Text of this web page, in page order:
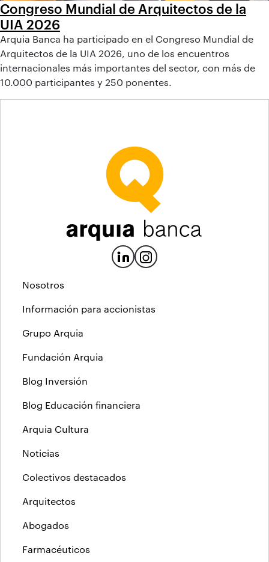
Congreso Mundial de Arquitectos de la
UIA 2026
Arquia Banca ha participado en el Congreso Mundial de
Arquitectos de la UIA 2026, uno de los encuentros
internacionales más importantes del sector, con más de
10.000 participantes y 250 ponentes.
Nosotros
Información para accionistas
Grupo Arquia
Fundación Arquia
Blog Inversión
Blog Educación financiera
Arquia Cultura
Noticias
Colectivos destacados
Arquitectos
Abogados
Farmacéuticos